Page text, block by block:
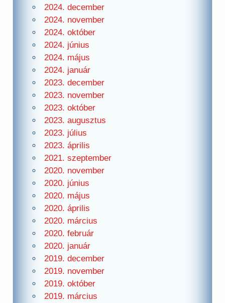
2024. december
2024. november
2024. október
2024. június
2024. május
2024. január
2023. december
2023. november
2023. október
2023. augusztus
2023. július
2023. április
2021. szeptember
2020. november
2020. június
2020. május
2020. április
2020. március
2020. február
2020. január
2019. december
2019. november
2019. október
2019. március